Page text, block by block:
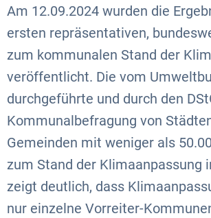
Am 12.09.2024 wurden die
ersten repräsentativen,
zum kommunalen Stand der
veröffentlicht. Die vom
durchgeführte und durch den
Kommunalbefragung von
Gemeinden mit weniger als
zum Stand der Klimaanpassung
zeigt deutlich, dass
nur einzelne Vorreiter-